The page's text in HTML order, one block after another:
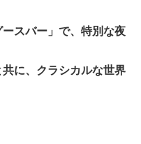
スバー」で、特別な夜
に、クラシカルな世界